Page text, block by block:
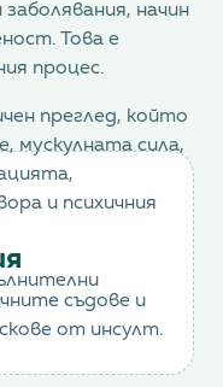
начин
Това е
процес.
преглед, който
мускулната сила,
и психичния
съдове и
от инсулт.